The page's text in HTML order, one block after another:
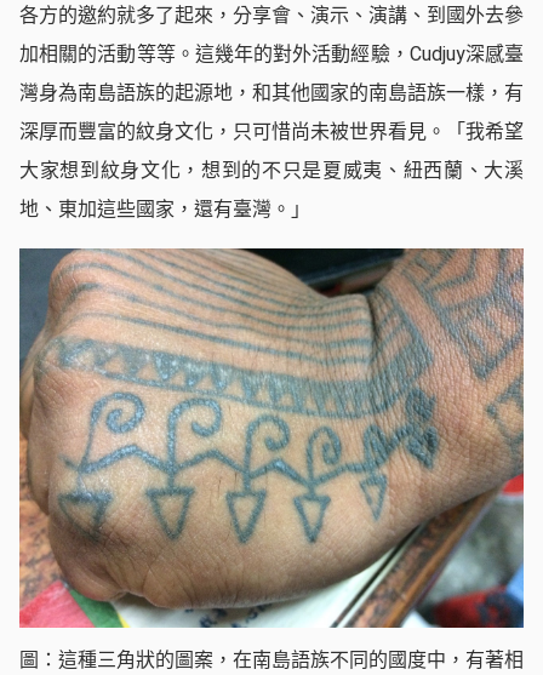
各方的邀約就多了起來，分享會、演示、演講、到國外去參
加相關的活動等等。這幾年的對外活動經驗，Cudjuy深感臺
灣身為南島語族的起源地，和其他國家的南島語族一樣，有
深厚而豐富的紋身文化，只可惜尚未被世界看見。「我希望
大家想到紋身文化，想到的不只是夏威夷、紐西蘭、大溪
地、東加這些國家，還有臺灣。」
圖：這種三角狀的圖案，在南島語族不同的國度中，有著相